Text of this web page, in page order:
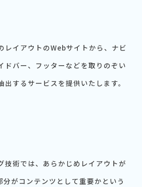
レイアウトのWebサイトから、ナビ
ドバー、フッターなどを取りのぞい
するサービスを提供いたします。
技術では、あらかじめレイアウトが
分がコンテンツとして重要かという